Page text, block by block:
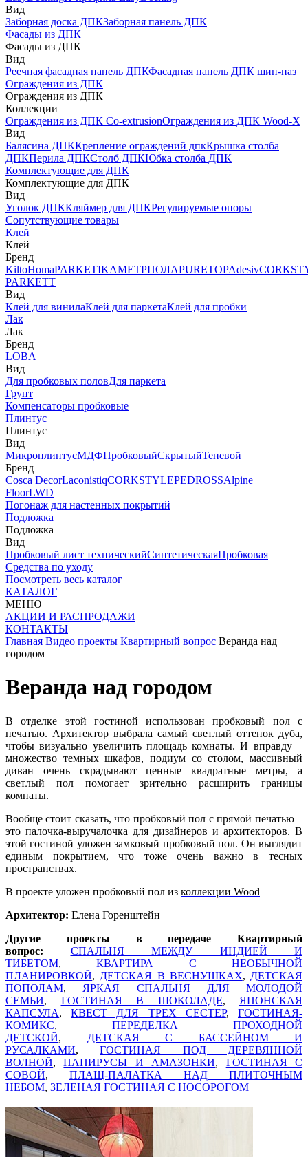
Вид
Заборная доска ДПКЗаборная панель ДПК
Фасады из ДПК
Фасады из ДПК
Вид
Реечная фасадная панель ДПКФасадная панель ДПК шип-паз
Ограждения из ДПК
Ограждения из ДПК
Коллекции
Ограждения из ДПК Co-extrusionОграждения из ДПК Wood-X
Вид
Балясина ДПККрепление ограждений дпкКрышка столба
ДПКПерила ДПКСтолб ДПКЮбка столба ДПК
Комплектующие для ДПК
Комплектующие для ДПК
Вид
Уголок ДПККляймер для ДПКРегулируемые опоры
Сопутствующие товары
Клей
Клей
Бренд
KiltoHomaPARKETIKAМЕТРПОЛАPURETOPAdesiv
PARKETT
Вид
Клей для винилаКлей для паркетаКлей для пробки
Лак
Лак
Бренд
LOBA
Вид
Для пробковых половДля паркета
Грунт
Компенсаторы пробковые
Плинтус
Плинтус
Вид
МикроплинтусМДФПробковыйСкрытыйТеневой
Бренд
Cosca DecorLaconistiqCORKSTYLEPEDROSSAlpine
FloorLWD
Погонаж для настенных покрытий
Подложка
Подложка
Вид
Пробковый лист техническийСинтетическаяПробковая
Средства по уходу
Посмотреть весь каталог
КАТАЛОГ
МЕНЮ
АКЦИИ И РАСПРОДАЖИ
КОНТАКТЫ
Главная Видео проекты Квартирный вопрос Веранда над
городом
Веранда над городом
В отделке этой гостиной использован пробковый пол с
печатью. Архитектор выбрала самый светлый оттенок дуба,
чтобы визуально увеличить площадь комнаты. И вправду –
множество темных шкафов, подиум со столом, массивный
диван очень скрадывают ценные квадратные метры, а
светлый пол помогает зрительно расширить границы
комнаты.
Вообще стоит сказать, что пробковый пол с прямой печатью –
это палочка-выручалочка для дизайнеров и архитекторов. В
этой гостиной уложен замковый пробковый пол. Он выглядит
единым покрытием, что тоже очень важно в тесных
пространствах.
В проекте уложен пробковый пол из коллекции Wood
Архитектор: Елена Горенштейн
Другие проекты в передаче Квартирный
вопрос: СПАЛЬНЯ МЕЖДУ ИНДИЕЙ И
ТИБЕТОМ,КВАРТИРА С НЕОБЫЧНОЙ
ПЛАНИРОВКОЙ, ДЕТСКАЯ В ВЕСНУШКАХ, ДЕТСКАЯ
ПОПОЛАМ, ЯРКАЯ СПАЛЬНЯ ДЛЯ МОЛОДОЙ
СЕМЬИ, ГОСТИНАЯ В ШОКОЛАДЕ, ЯПОНСКАЯ
КАПСУЛА,КВЕСТ ДЛЯ ТРЕХ СЕСТЕР,ГОСТИНАЯ-
КОМИКС, ПЕРЕДЕЛКА ПРОХОДНОЙ
ДЕТСКОЙ, ДЕТСКАЯ С БАССЕЙНОМ И
РУСАЛКАМИ,ГОСТИНАЯ ПОД ДЕРЕВЯННОЙ
ВОЛНОЙ,ПАПИРУСЫ И АМАЗОНКИ, ГОСТИНАЯ С
СОВОЙ, ПЛАЩ-ПАЛАТКА НАД ПЛИТОЧНЫМ
НЕБОМ, ЗЕЛЕНАЯ ГОСТИНАЯ С НОСОРОГОМ